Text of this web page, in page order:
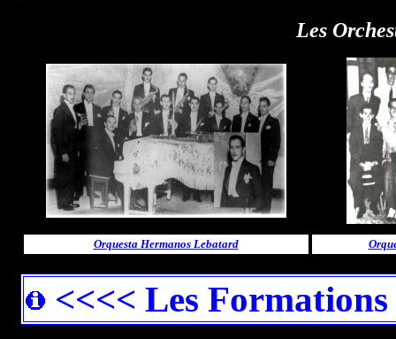
Les
Orquesta Hermanos Lebatard
<<<< Les Formations